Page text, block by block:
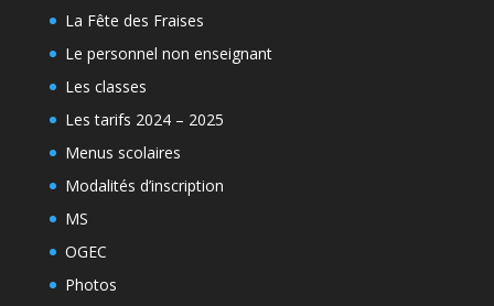
La Fête des Fraises
Le personnel non enseignant
Les classes
Les tarifs 2024 – 2025
Menus scolaires
Modalités d’inscription
MS
OGEC
Photos